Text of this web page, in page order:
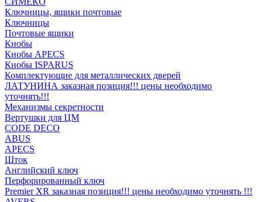
Ключницы, ящики почтовые
Ключницы
Почтовые ящики
Кнобы
Кнобы APECS
Кнобы ISPARUS
Комплектующие для металлических дверей
ЛАТУНИНА заказная позиция!!! цены необходимо
уточнять!!!
Механизмы секретности
Вертушки для ЦМ
CODE DECO
ABUS
APECS
Шток
Английский ключ
Перфорированный ключ
Premier XR заказная позиция!!! цены необходимо уточнять !!!